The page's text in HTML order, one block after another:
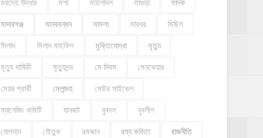
মরদেহ উদ্ধার মশা মহিলাদল মাগুড়া মাদক
মাদারগঞ্জ মানববন্ধন মামলা মারধর মিছিল
মিলাদ মিলাদ মাহফিল মুক্তিযোদ্ধা মৃত্যু
মৃত্যু বার্ষিকী মৃত্যুদন্ড মে দিবস মেনকেয়ার
মেয়র প্রার্থী মেলান্দহ মোটর সাইকেল
ম্যানেজিং কমিটি যানজট যুবদল যুবলীগ
যোগদান যৌতুক রমজান রম্য কবিতা রাজনীতি